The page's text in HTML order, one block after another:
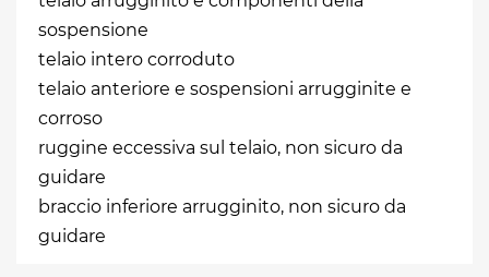
sospensione
telaio intero corroduto
telaio anteriore e sospensioni arrugginite e
corroso
ruggine eccessiva sul telaio, non sicuro da
guidare
braccio inferiore arrugginito, non sicuro da
guidare